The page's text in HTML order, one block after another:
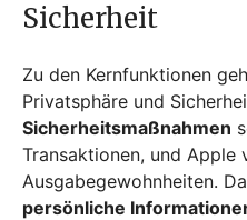
Sicherheit
Zu den Kernfunktionen
Privatsphäre und
Sicherheitsmaßnahmen
Transaktionen, und
Ausgabegewohnheiten.
persönliche